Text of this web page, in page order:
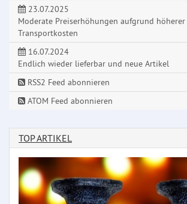
23.07.2025
Moderate Preiserhöhungen aufgrund
Transportkosten
16.07.2024
Endlich wieder lieferbar und neue Artikel
RSS2 Feed abonnieren
ATOM Feed abonnieren
TOP ARTIKEL